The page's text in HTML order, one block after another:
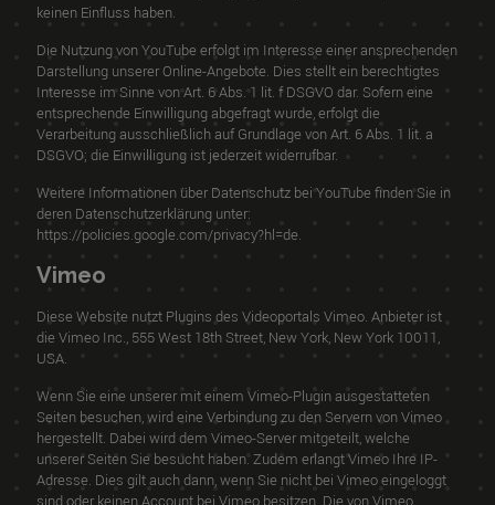
keinen Einfluss haben.
Die Nutzung von YouTube erfolgt im Interesse einer ansprechenden
Darstellung unserer Online-Angebote. Dies stellt ein berechtigtes
Interesse im Sinne von Art. 6 Abs. 1 lit. f DSGVO dar. Sofern eine
entsprechende Einwilligung abgefragt wurde, erfolgt die
Verarbeitung ausschließlich auf Grundlage von Art. 6 Abs. 1 lit. a
DSGVO; die Einwilligung ist jederzeit widerrufbar.
Weitere Informationen über Datenschutz bei YouTube finden Sie in
deren Datenschutzerklärung unter:
https://policies.google.com/privacy?hl=de.
Vimeo
Diese Website nutzt Plugins des Videoportals Vimeo. Anbieter ist
die Vimeo Inc., 555 West 18th Street, New York, New York 10011,
USA.
Wenn Sie eine unserer mit einem Vimeo-Plugin ausgestatteten
Seiten besuchen, wird eine Verbindung zu den Servern von Vimeo
hergestellt. Dabei wird dem Vimeo-Server mitgeteilt, welche
unserer Seiten Sie besucht haben. Zudem erlangt Vimeo Ihre IP-
Adresse. Dies gilt auch dann, wenn Sie nicht bei Vimeo eingeloggt
sind oder keinen Account bei Vimeo besitzen. Die von Vimeo